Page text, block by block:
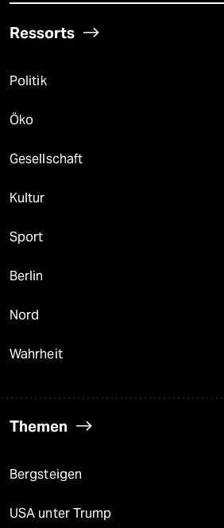
Ressorts
Politik
Öko
Gesellschaft
Kultur
Sport
Berlin
Nord
Wahrheit
Themen
Bergsteigen
USA unter Trump